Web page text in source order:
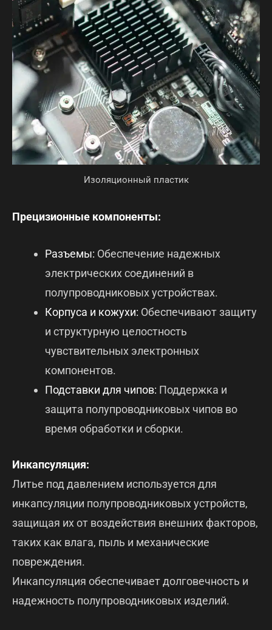
Изоляционный пластик
Прецизионные компоненты:
Разъемы: Обеспечение надежных
электрических соединений в
полупроводниковых устройствах.
Корпуса и кожухи: Обеспечивают защиту
и структурную целостность
чувствительных электронных
компонентов.
Подставки для чипов: Поддержка и
защита полупроводниковых чипов во
время обработки и сборки.
Инкапсуляция:
Литье под давлением используется для
инкапсуляции полупроводниковых устройств,
защищая их от воздействия внешних факторов,
таких как влага, пыль и механические
повреждения.
Инкапсуляция обеспечивает долговечность и
надежность полупроводниковых изделий.